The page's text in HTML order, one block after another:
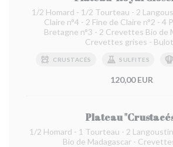
1/2 Homard - 1/2 Tourteau - 2
Claire n°4 - 2 Fine de Claire n°2 - 4
Bretagne n°3 - 2 Crevettes Bio de
Crevettes grises -
CRUSTACÉS SULFITES
120,00 EUR
Plateau
1/2 Homard - 1 Tourteau - 2
Bio de Madagascar -